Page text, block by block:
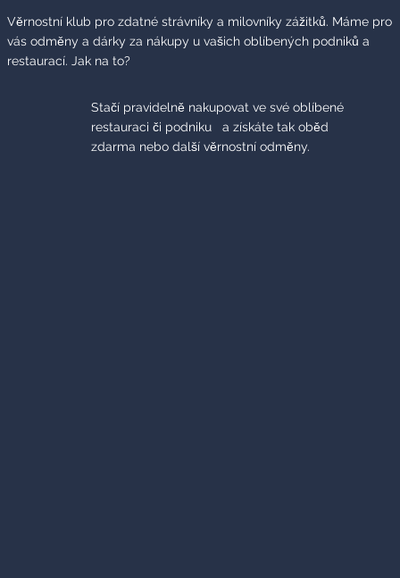
Věrnostní klub pro zdatné strávníky a milovníky zážitků. Máme pro
vás odměny a dárky za nákupy u vašich oblíbených podniků a
restaurací. Jak na to?
Stačí pravidelně nakupovat ve své oblíbené
restauraci či podniku a získáte tak oběd
zdarma nebo další věrnostní odměny.